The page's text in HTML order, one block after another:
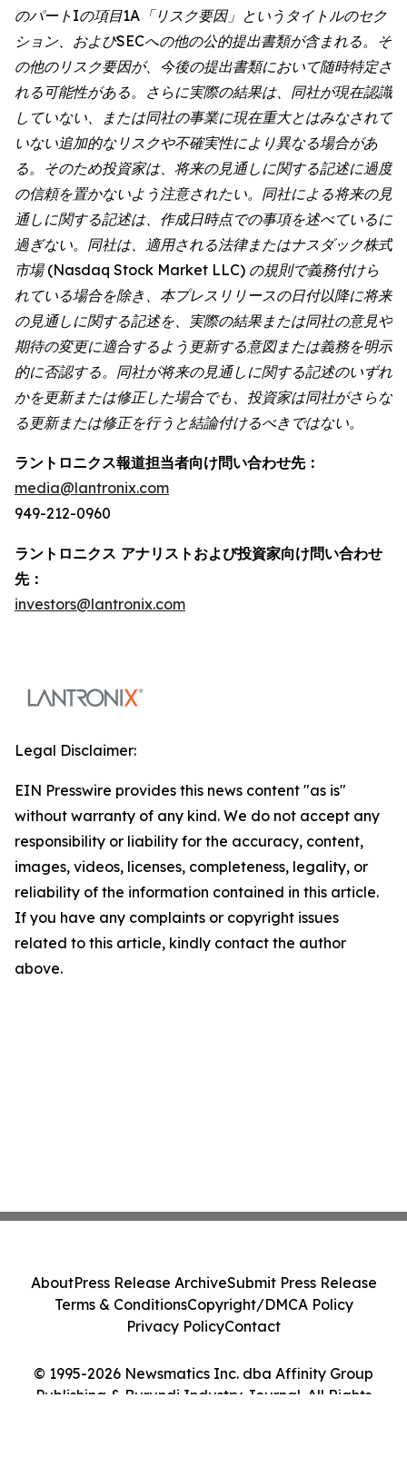
のパートIの項目1A「リスク要因」というタイトルのセク
ション、およびSECへの他の公的提出書類が含まれる。そ
の他のリスク要因が、今後の提出書類において随時特定さ
れる可能性がある。さらに実際の結果は、同社が現在認識
していない、または同社の事業に現在重大とはみなされて
いない追加的なリスクや不確実性により異なる場合があ
る。そのため投資家は、将来の見通しに関する記述に過度
の信頼を置かないよう注意されたい。同社による将来の見
通しに関する記述は、作成日時点での事項を述べているに
過ぎない。同社は、適用される法律またはナスダック株式
市場 (Nasdaq Stock Market LLC) の規則で義務付けら
れている場合を除き、本プレスリリースの日付以降に将来
の見通しに関する記述を、実際の結果または同社の意見や
期待の変更に適合するよう更新する意図または義務を明示
的に否認する。同社が将来の見通しに関する記述のいずれ
かを更新または修正した場合でも、投資家は同社がさらな
る更新または修正を行うと結論付けるべきではない。
ラントロニクス報道担当者向け問い合わせ先：
media@lantronix.com
949-212-0960
ラントロニクス アナリストおよび投資家向け問い合わせ
先：
investors@lantronix.com
Legal Disclaimer:
EIN Presswire provides this news content "as is"
without warranty of any kind. We do not accept any
responsibility or liability for the accuracy, content,
images, videos, licenses, completeness, legality, or
reliability of the information contained in this article.
If you have any complaints or copyright issues
related to this article, kindly contact the author
above.
© 1995-2026 Newsmatics Inc. dba Affinity Group
Publishing & Burundi Industry Journal. All Rights
AboutPress Release ArchiveSubmit Press Release
Terms & ConditionsCopyright/DMCA Policy
Privacy PolicyContact